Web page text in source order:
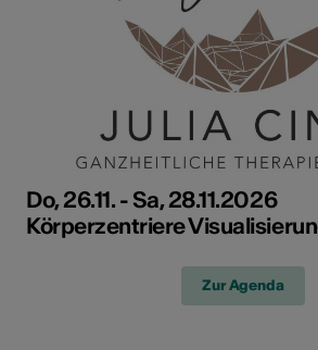
Do, 26.11. - Sa, 28.11.2026
Körperzentriere
Zur Agenda